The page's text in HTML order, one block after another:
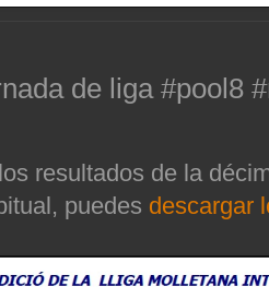
de liga #pool8
resultados de la
puedes descargar